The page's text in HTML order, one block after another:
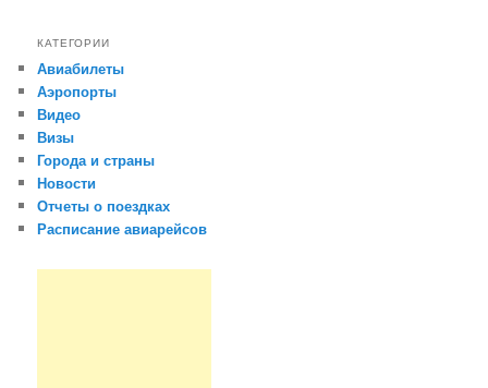
КАТЕГОРИИ
Авиабилеты
Аэропорты
Видео
Визы
Города и страны
Новости
Отчеты о поездках
Расписание авиарейсов